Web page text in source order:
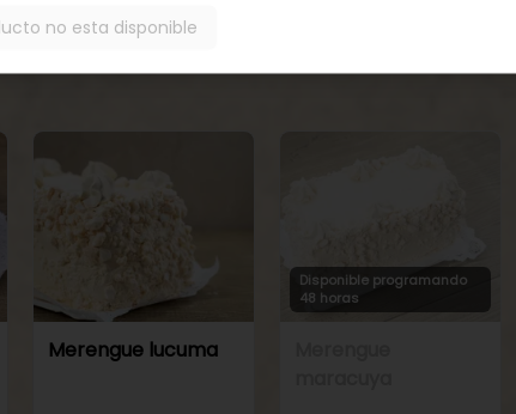
Merengue lucuma
Disponible programando
48 horas
no esta disponible